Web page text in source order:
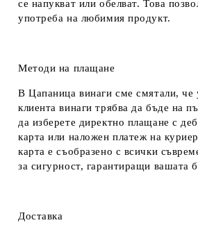
се напукват или обелват. Това
употреба на любимия продукт.
Методи на плащане
В Цапаница винаги сме смятали, че
клиента винаги трябва да бъде на
да изберете директно плащане с
карта или наложен платеж на
карта е съобразено с всички
за сигурност, гарантиращи вашата
Доставка